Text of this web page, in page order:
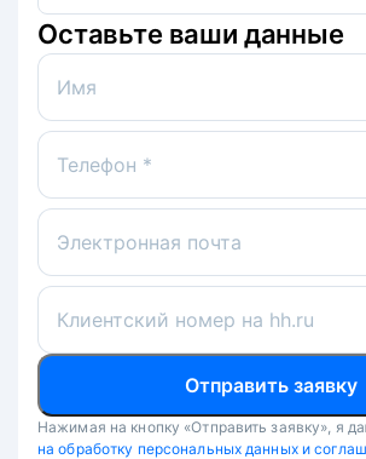
Оставьте ваши данные
Имя
Телефон *
Электронная почта
Клиентский номер на hh.ru
Отправить заявку
Нажимая на кнопку «Отправить заявку», я
на обработку персональных данных и